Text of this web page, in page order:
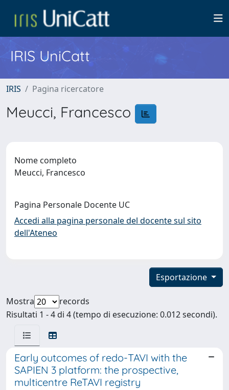
IRIS UniCatt
IRIS Pagina ricercatore
Meucci, Francesco
Nome completo
Meucci, Francesco
Pagina Personale Docente UC
Accedi alla pagina personale del docente sul sito
dell'Ateneo
Esportazione
Mostra
records
Risultati 1 - 4 di 4 (tempo di esecuzione: 0.012 secondi).
Early outcomes of redo-TAVI with the
SAPIEN 3 platform: the prospective,
multicentre ReTAVI registry